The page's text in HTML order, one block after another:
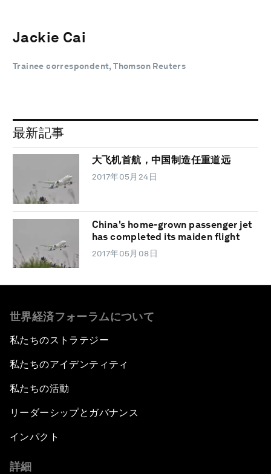
Jackie Cai
Trainee correspondent, Thomson Reuters
最新記事
大飞机首航，中国制造任重道远
2017年05月24日
China's home-grown passenger jet
has completed its maiden flight
2017年05月08日
世界経済フォーラムについて
私たちのストラテジー
私たちのアイデンティティ
私たちの活動
リーダーシップとガバナンス
インパクト
詳細